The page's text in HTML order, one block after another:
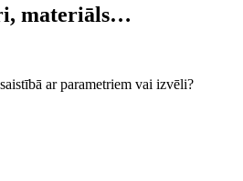
materiāls…
ar parametriem vai izvēli?